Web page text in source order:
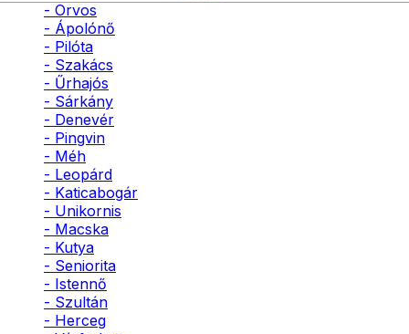
- Orvos
- Ápolónő
- Pilóta
- Szakács
- Űrhajós
- Sárkány
- Denevér
- Pingvin
- Méh
- Leopárd
- Katicabogár
- Unikornis
- Macska
- Kutya
- Seniorita
- Istennő
- Szultán
- Herceg